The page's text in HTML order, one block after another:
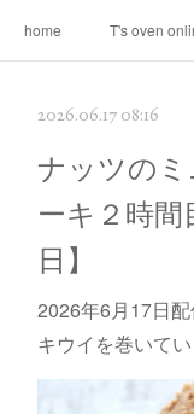
home T's oven
2026.06.17 08:16
ナッツの
ーキ２時間
日】
2026年6月17日
キウイを巻いてい